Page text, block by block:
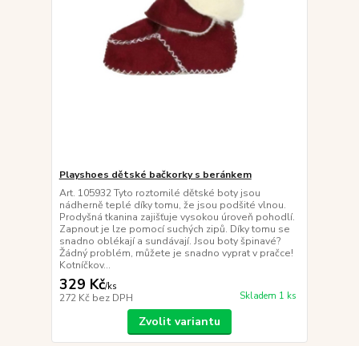
Playshoes dětské bačkorky s beránkem
Art. 105932 Tyto roztomilé dětské boty jsou
nádherně teplé díky tomu, že jsou podšité vlnou.
Prodyšná tkanina zajišťuje vysokou úroveň pohodlí.
Zapnout je lze pomocí suchých zipů. Díky tomu se
snadno oblékají a sundávají. Jsou boty špinavé?
Žádný problém, můžete je snadno vyprat v pračce!
Kotníčkov...
329 Kč/ks
272 Kč bez DPH Skladem 1 ks
Zvolit variantu